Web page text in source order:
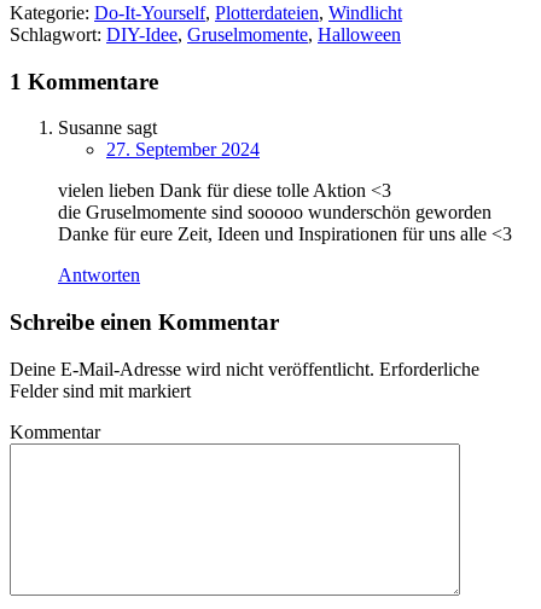
Kategorie: Do-It-Yourself, Plotterdateien, Windlicht
Schlagwort: DIY-Idee, Gruselmomente, Halloween
1 Kommentare
Susanne sagt
27. September 2024
vielen lieben Dank für diese tolle Aktion <3
die Gruselmomente sind sooooo wunderschön geworden
Danke für eure Zeit, Ideen und Inspirationen für uns alle <3
Antworten
Schreibe einen Kommentar
Deine E-Mail-Adresse wird nicht veröffentlicht. Erforderliche
Felder sind mit markiert
Kommentar